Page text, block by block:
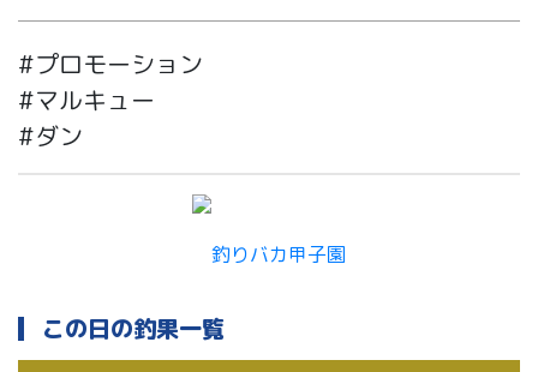
#プロモーション
#マルキュー
#ダン
この日の釣果一覧